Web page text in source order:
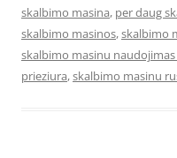
skalbimo masina, per daug
skalbimo masinos,skalbimo
skalbimo masinu
prieziura,skalbimo masinu